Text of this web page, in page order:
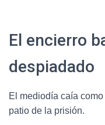
El encierro
despiadado
El mediodía caía
patio de la prisión.